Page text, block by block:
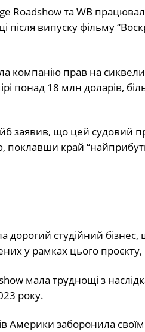
Roadshow та WB
після випуску фільму
компанію прав на
понад 18 млн доларів,
заявив, що цей судовий
край
дорогий студійний
у рамках цього
мала труднощі з
року.
Америки заборонила